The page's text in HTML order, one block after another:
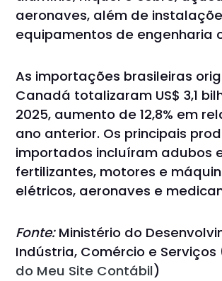
aeronaves, além de
equipamentos de engenharia
As importações brasileiras
Canadá totalizaram US$ 3,1
2025, aumento de 12,8% em
ano anterior. Os principais
importados incluíram adubos
fertilizantes, motores e
elétricos, aeronaves e
Fonte:Ministério do
Indústria, Comércio e Serviços
do Meu Site Contábil)